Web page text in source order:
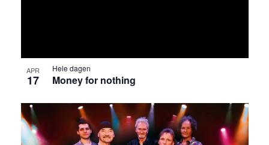
APR
17
Hele dagen
Money for nothing